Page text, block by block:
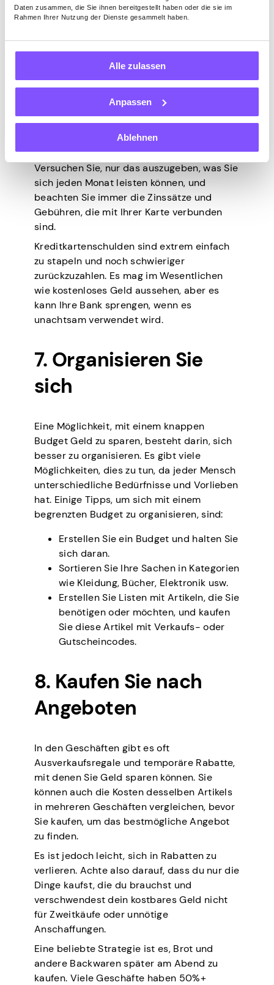
Daten zusammen, die Sie ihnen bereitgestellt haben oder die sie im
Rahmen Ihrer Nutzung der Dienste gesammelt haben.
Alle zulassen
Anpassen
Ablehnen
Kreditkarten
intelligent
Kreditkarten können zwar in Notfällen oder
unerwarteten Kosten hilfreich sein, aber es
ist wichtig, sie mit Bedacht einzusetzen.
Versuchen Sie, nur das auszugeben, was Sie
sich jeden Monat leisten können, und
beachten Sie immer die Zinssätze und
Gebühren, die mit Ihrer Karte verbunden
sind.
Kreditkartenschulden sind extrem einfach
zu stapeln und noch schwieriger
zurückzuzahlen. Es mag im Wesentlichen
wie kostenloses Geld aussehen, aber es
kann Ihre Bank sprengen, wenn es
unachtsam verwendet wird.
7. Organisieren Sie
sich
Eine Möglichkeit, mit einem knappen
Budget Geld zu sparen, besteht darin, sich
besser zu organisieren. Es gibt viele
Möglichkeiten, dies zu tun, da jeder Mensch
unterschiedliche Bedürfnisse und Vorlieben
hat. Einige Tipps, um sich mit einem
begrenzten Budget zu organisieren, sind:
Erstellen Sie ein Budget und halten Sie
sich daran.
Sortieren Sie Ihre Sachen in Kategorien
wie Kleidung, Bücher, Elektronik usw.
Erstellen Sie Listen mit Artikeln, die Sie
benötigen oder möchten, und kaufen
Sie diese Artikel mit Verkaufs- oder
Gutscheincodes.
8. Kaufen Sie nach
Angeboten
In den Geschäften gibt es oft
Ausverkaufsregale und temporäre Rabatte,
mit denen Sie Geld sparen können. Sie
können auch die Kosten desselben Artikels
in mehreren Geschäften vergleichen, bevor
Sie kaufen, um das bestmögliche Angebot
zu finden.
Es ist jedoch leicht, sich in Rabatten zu
verlieren. Achte also darauf, dass du nur die
Dinge kaufst, die du brauchst und
verschwendest dein kostbares Geld nicht
für Zweitkäufe oder unnötige
Anschaffungen.
Eine beliebte Strategie ist es, Brot und
andere Backwaren später am Abend zu
kaufen. Viele Geschäfte haben 50%+